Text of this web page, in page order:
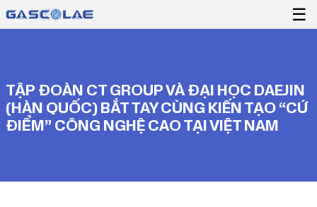
☰
TẬP ĐOÀN CT GROUP VÀ ĐẠI HỌC DAEJIN
(HÀN QUỐC) BẮT TAY CÙNG KIẾN TẠO “CỨ
ĐIỂM” CÔNG NGHỆ CAO TẠI VIỆT NAM